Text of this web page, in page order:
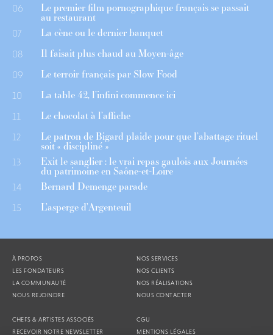
06 Le premier film pornographique français se passait
au restaurant
07 La cène ou le dernier banquet
08 Il faisait plus chaud au Moyen-âge
09 Le terroir français par Slow Food
10 La table 42, l’infini commence ici
11 Le chocolat à l’affiche
12 Le patron de Bigard plaide pour que l’abattage rituel
soit « discipliné »
13 Exit le sanglier : le vrai repas gaulois aux Journées
du patrimoine en Saône-et-Loire
14 Bernard Demenge parade
15 L’asperge d’Argenteuil
À PROPOS
LES FONDATEURS
LA COMMUNAUTÉ
NOUS REJOINDRE
NOS SERVICES
NOS CLIENTS
NOS RÉALISATIONS
NOUS CONTACTER
CHEFS & ARTISTES ASSOCIÉS
RECEVOIR NOTRE NEWSLETTER
CGU
MENTIONS LÉGALES